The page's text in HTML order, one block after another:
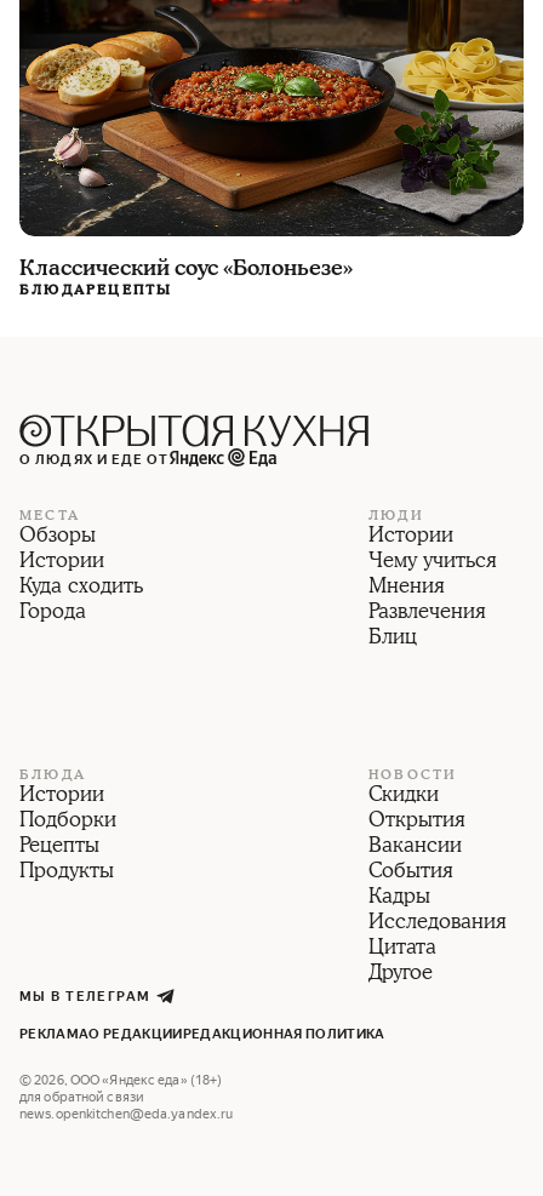
Классический соус «Болоньезе»
БЛЮДАРЕЦЕПТЫ
О ЛЮДЯХ И ЕДЕ ОТ
МЕСТА
Обзоры
Истории
Куда сходить
Города
ЛЮДИ
Истории
Чему учиться
Мнения
Развлечения
Блиц
БЛЮДА
Истории
Подборки
Рецепты
Продукты
НОВОСТИ
Скидки
Открытия
Вакансии
События
Кадры
Исследования
Цитата
Другое
МЫ В ТЕЛЕГРАМ
РЕКЛАМАО РЕДАКЦИИРЕДАКЦИОННАЯ ПОЛИТИКА
©2026, ООО «Яндекс еда» (18+)
для обратной связи
news.openkitchen@eda.yandex.ru